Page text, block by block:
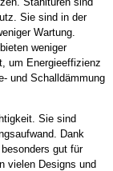
Sie sind in der
Wartung.
weniger
um Energieeffizienz
und Schalldämmung
Sie sind
Dank
gut für
vielen Designs und